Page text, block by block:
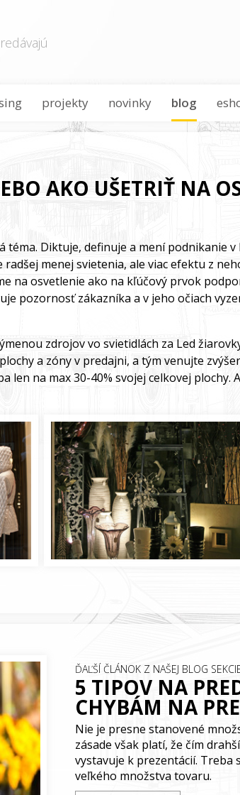
projekty novinky blog
AKO UŠETRIŤ NA
téma. Diktuje, definuje a mení podnikanie
menej svietenia, ale viac efektu z
na osvetlenie ako na kľúčový prvok
pozornosť zákazníka a v jeho očiach
zdrojov vo svietidlách za Led
a zóny v predajni, a tým venujte
len na max 30-40% svojej celkovej
ĎAĽŠÍ ČLÁNOK Z NAŠEJ BLOG
5 TIPOV NA
CHYBÁM NA
Nie je presne stanovené
zásade však platí, že čím
vystavuje k prezentácií. Treba
veľkého množstva tovaru.